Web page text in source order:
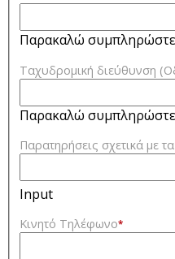
Παρακαλώ συμπληρώστε
Ταχυδρομική διεύθυνση
Παρακαλώ συμπληρώστε
Παρατηρήσεις σχετικά με
Input
Κινητό Τηλέφωνο*